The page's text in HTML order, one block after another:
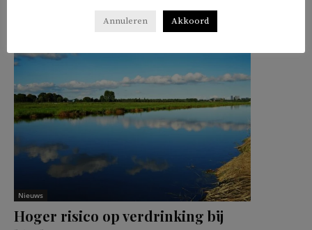
Nieuws
Hoger risico op verdrinking bij
Annuleren Akkoord